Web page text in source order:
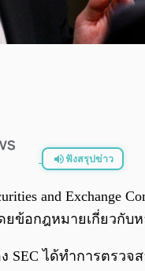
ฟังสรุปข่าว
and Exchange
ข้อกฎหมายเกี่ยวกับห
SEC ได้ทำการตร